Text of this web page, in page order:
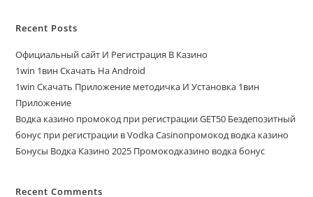
Recent Posts
Официальный сайт И Регистрация В Казино
1win 1вин Скачать На Android
1win Скачать Приложение методичка И Установка 1вин
Приложение
Водка казино промокод при регистрации GET50 Бездепозитный
бонус при регистрации в Vodka Casinoпромокод водка казино
Бонусы Водка Казино 2025 Промокодказино водка бонус
Recent Comments